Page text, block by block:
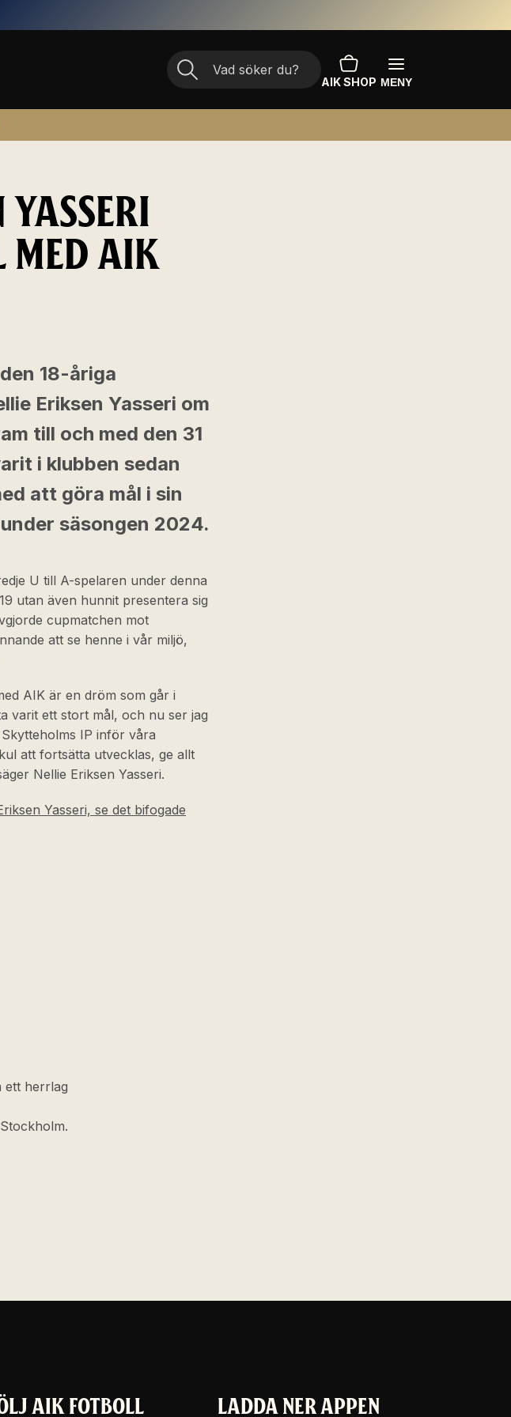
AIK SHOP MENY
MED AIK
18-åriga
Eriksen Yasseri om
till och med den 31
i klubben sedan
att göra mål i sin
säsongen 2024.
U till A-spelaren under denna
utan även hunnit presentera sig
cupmatchen mot
att se henne i vår miljö,
AIK är en dröm som går i
varit ett stort mål, och nu ser jag
IP inför våra
att fortsätta utvecklas, ge allt
Nellie Eriksen Yasseri.
Yasseri, se det bifogade
ett herrlag
AIK FOTBOLL
LADDA NER APPEN